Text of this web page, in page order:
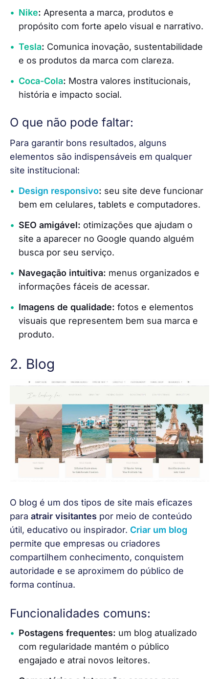
Nike: Apresenta a marca, produtos e
propósito com forte apelo visual e narrativo.
Tesla: Comunica inovação, sustentabilidade
e os produtos da marca com clareza.
Coca-Cola: Mostra valores institucionais,
história e impacto social.
O que não pode faltar:
Para garantir bons resultados, alguns
elementos são indispensáveis em qualquer
site institucional:
Design responsivo: seu site deve funcionar
bem em celulares, tablets e computadores.
SEO amigável: otimizações que ajudam o
site a aparecer no Google quando alguém
busca por seu serviço.
Navegação intuitiva: menus organizados e
informações fáceis de acessar.
Imagens de qualidade: fotos e elementos
visuais que representem bem sua marca e
produto.
2. Blog
O blog é um dos tipos de site mais eficazes
para atrair visitantes por meio de conteúdo
útil, educativo ou inspirador. Criar um blog
permite que empresas ou criadores
compartilhem conhecimento, conquistem
autoridade e se aproximem do público de
forma contínua.
Funcionalidades comuns:
Postagens frequentes: um blog atualizado
com regularidade mantém o público
engajado e atrai novos leitores.